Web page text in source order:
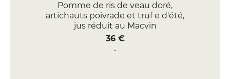
Pomme de ris de veau doré,
artichauts poivrade et truf e d'été,
jus réduit au Macvin
36 €